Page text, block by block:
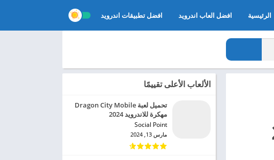
الرئيسية افضل العاب اندرويد افضل تطبيقات اندرويد
الألعاب الأعلى تقييمًا
تحميل لعبة Dragon City Mobile
مهكرة للاندرويد 2024
Social Point‏
مارس 13, 2024